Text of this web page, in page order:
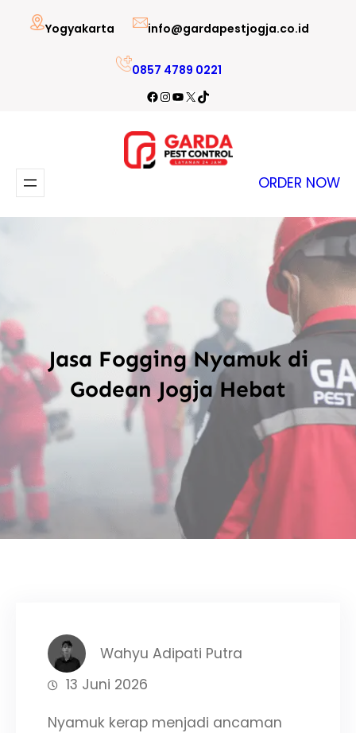
Lewati
Yogyakarta info@gardapestjogja.co.id
0857 4789 0221
Facebook
Instagram
YouTube
X TikTok
ORDER NOW
Jasa Fogging Nyamuk di
Godean Jogja Hebat
Wahyu Adipati Putra
13 Juni 2026
Nyamuk kerap menjadi ancaman